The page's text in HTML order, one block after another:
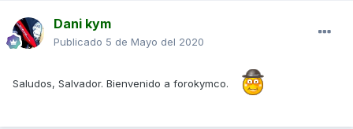
Dani kym
Publicado 5 de Mayo del 2020
Saludos, Salvador. Bienvenido a forokymco.